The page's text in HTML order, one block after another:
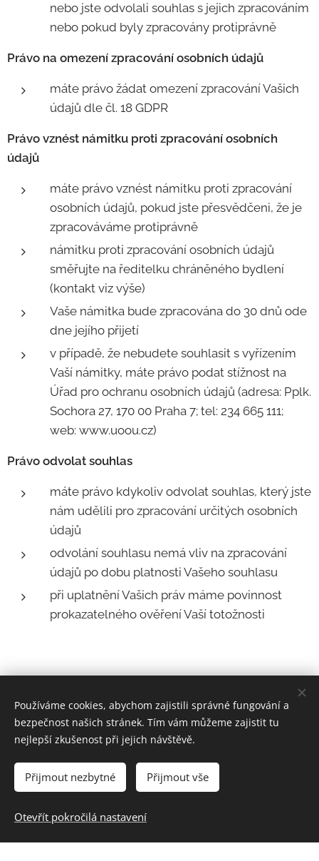
nebo jste odvolali souhlas s jejich zpracováním
nebo pokud byly zpracovány protiprávně
Právo na omezení zpracování osobních údajů
máte právo žádat omezení zpracování Vašich
údajů dle čl. 18 GDPR
Právo vznést námitku proti zpracování osobních
údajů
máte právo vznést námitku proti zpracování
osobních údajů, pokud jste přesvědčeni, že je
zpracováváme protiprávně
námitku proti zpracování osobních údajů
směřujte na ředitelku chráněného bydlení
(kontakt viz výše)
Vaše námitka bude zpracována do 30 dnů ode
dne jejího přijetí
v případě, že nebudete souhlasit s vyřízením
Vaší námitky, máte právo podat stížnost na
Úřad pro ochranu osobních údajů (adresa: Pplk.
Sochora 27, 170 00 Praha 7; tel: 234 665 111;
web: www.uoou.cz)
Právo odvolat souhlas
máte právo kdykoliv odvolat souhlas, který jste
nám udělili pro zpracování určitých osobních
údajů
odvolání souhlasu nemá vliv na zpracování
údajů po dobu platnosti Vašeho souhlasu
při uplatnění Vašich práv máme povinnost
prokazatelného ověření Vaší totožnosti
Zásady ochrany osobních údajů|Kontakt
© 2024 Zahrada, z.s.
Vytvořeno službou
Používáme cookies, abychom zajistili správné fungování a
bezpečnost našich stránek. Tím vám můžeme zajistit tu
nejlepší zkušenost při jejich návštěvě.
Přijmout nezbytné Přijmout vše
Otevřít pokročilá nastavení